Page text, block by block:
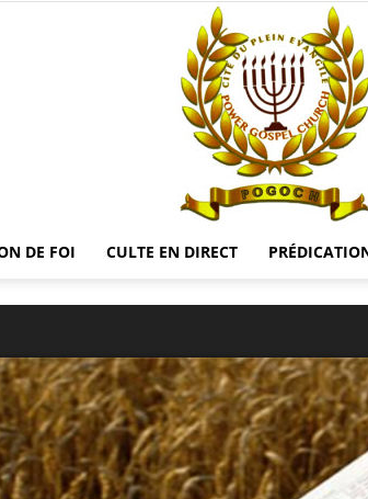
TV
DE FOI CULTE EN DIRECT